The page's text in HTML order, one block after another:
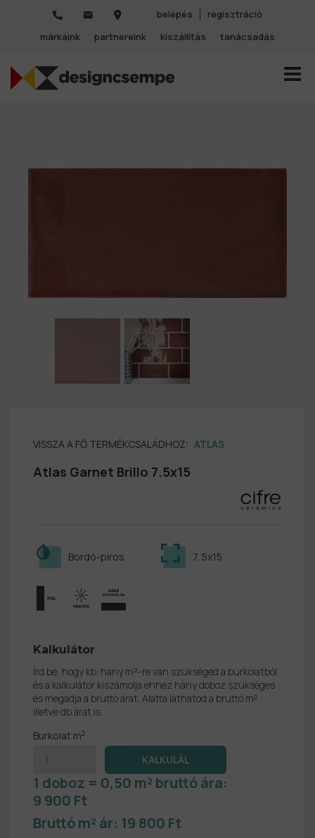
belépés
regisztráció
márkáink
partnereink kiszállítás tanácsadás
VISSZA A FŐ TERMÉKCSALÁDHOZ: ATLAS
Atlas Garnet Brillo 7.5x15
7. 5x15
Bordó-piros
Kalkulátor
Írd be, hogy kb. hány m²-re van szükséged a burkolatból
és a kalkulátor kiszámolja ehhez hány doboz szükséges
és megadja a bruttó árat. Alatta láthatod a bruttó m²
illetve db árat is.
Burkolat m2
1 doboz = 0,50 m² bruttó ára:
9 900 Ft
Bruttó m² ár: 19 800 Ft